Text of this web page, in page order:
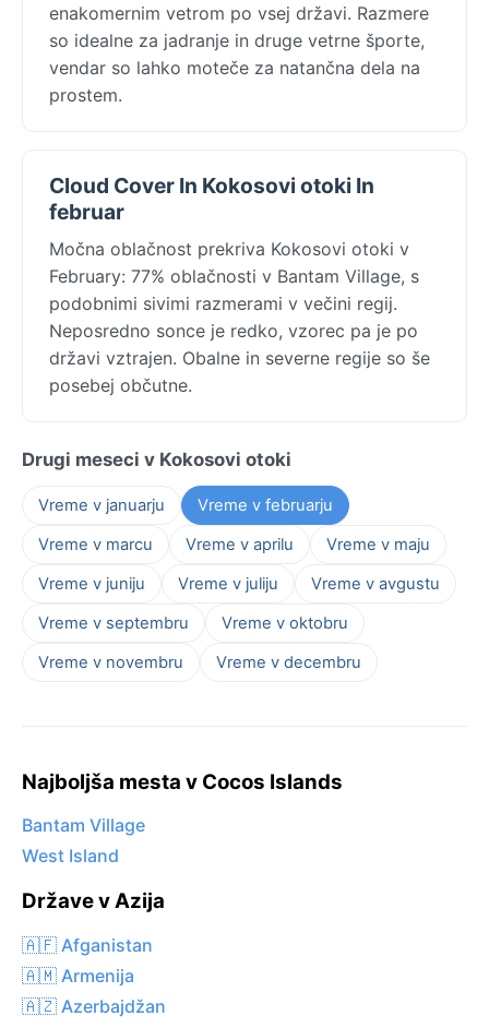
enakomernim vetrom po vsej državi. Razmere
so idealne za jadranje in druge vetrne športe,
vendar so lahko moteče za natančna dela na
prostem.
Cloud Cover In Kokosovi otoki In
februar
Močna oblačnost prekriva Kokosovi otoki v
February: 77% oblačnosti v Bantam Village, s
podobnimi sivimi razmerami v večini regij.
Neposredno sonce je redko, vzorec pa je po
državi vztrajen. Obalne in severne regije so še
posebej občutne.
Drugi meseci v Kokosovi otoki
Vreme v januarju
Vreme v februarju
Vreme v marcu
Vreme v aprilu
Vreme v maju
Vreme v juniju
Vreme v juliju
Vreme v avgustu
Vreme v septembru
Vreme v oktobru
Vreme v novembru
Vreme v decembru
Najboljša mesta v Cocos Islands
Bantam Village
West Island
Države v Azija
🇦🇫 Afganistan
🇦🇲 Armenija
🇦🇿 Azerbajdžan